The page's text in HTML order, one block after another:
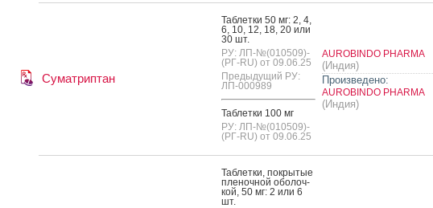
Суматриптан
Таб­летки 50 мг: 2, 4,
6, 10, 12, 18, 20 или
30 шт.
РУ: ЛП-№(010509)-
(РГ-RU) от 09.06.25
Предыдущий РУ:
ЛП-000989
Таб­летки 100 мг
РУ: ЛП-№(010509)-
(РГ-RU) от 09.06.25
AUROBINDO PHARMA
(Индия)
Произведено:
AUROBINDO PHARMA
(Индия)
Таб­летки, пок­ры­тые
пле­ноч­ной обо­лоч­
кой, 50 мг: 2 или 6
шт.